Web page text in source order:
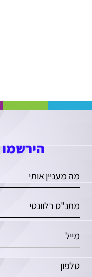
הירשמו